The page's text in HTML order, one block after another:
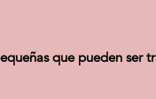
que pueden ser